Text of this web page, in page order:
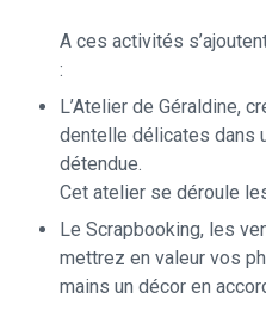
A ces activités
:
L’Atelier de Géraldine,
dentelle délicates dans
détendue.
Cet atelier se déroule
Le Scrapbooking, les
mettrez en valeur vos
mains un décor en